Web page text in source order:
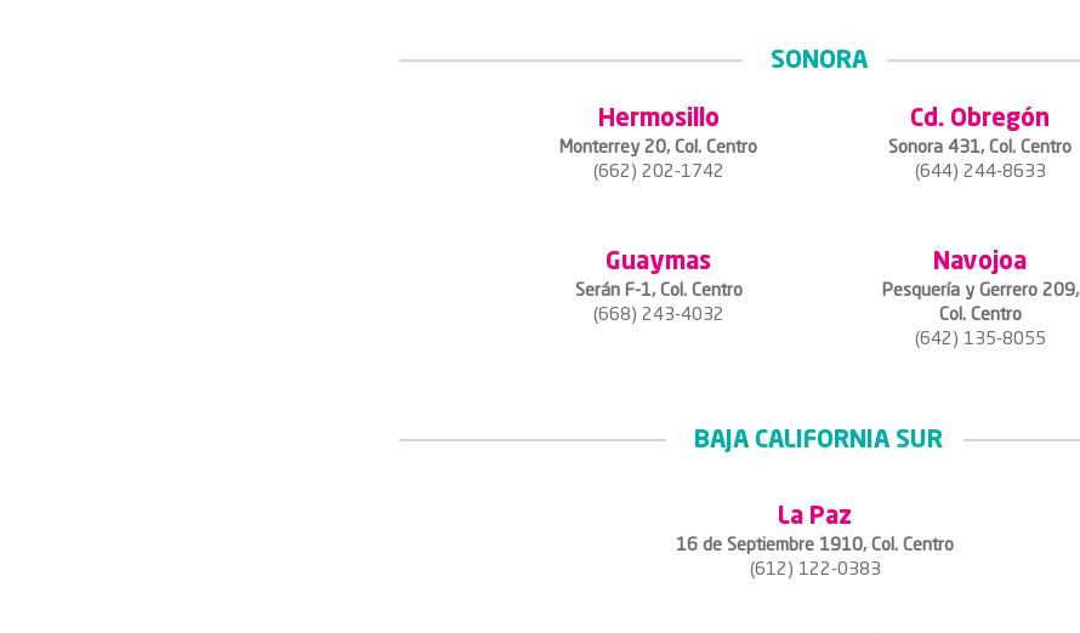
SONORA
Hermosillo
Monterrey 20, Col. Centro
(662) 202-1742
Cd. Obregón
Sonora 431, Col. Centro
(644) 244-8633
Guaymas
Serán F-1, Col. Centro
(668) 243-4032
Navojoa
Pesquería y Gerrero 209,
Col. Centro
(642) 135-8055
BAJA CALIFORNIA SUR
La Paz
16 de Septiembre 1910, Col. Centro
(612) 122-0383